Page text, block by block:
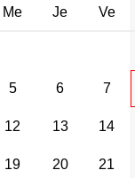
Me Je Ve
5 6 7
12 13 14
19 20 21